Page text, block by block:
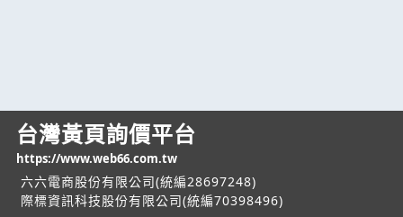
台灣黃頁詢價平台
https://www.web66.com.tw
六六電商股份有限公司(統編28697248)
際標資訊科技股份有限公司(統編70398496)